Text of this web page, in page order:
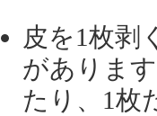
皮を1枚剥
がありま
たり、1枚